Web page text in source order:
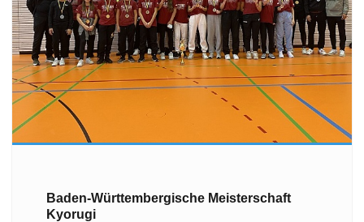
Baden-Württembergische Meisterschaft
Kyorugi